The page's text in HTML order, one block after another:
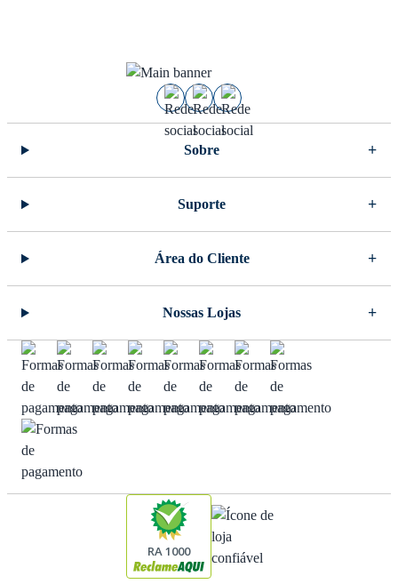
Sobre
Suporte
Área do Cliente
Nossas Lojas
RA 1000